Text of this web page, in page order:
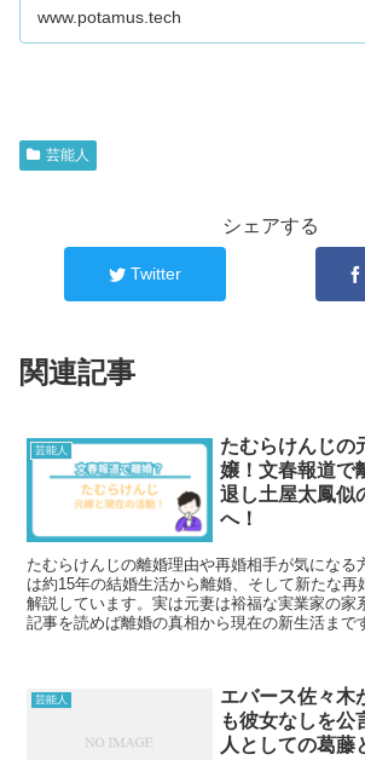
www.potamus.tech
芸能人
シェアする
Twitter
関連記事
芸能人
たむらけんじの
嬢！文春報道で
退し土屋太鳳似
へ！
たむらけんじの離婚理由や再婚相手が気になる
は約15年の結婚生活から離婚、そして新たな再
解説しています。実は元妻は裕福な実業家の家
記事を読めば離婚の真相から現在の新生活まで
芸能人
エバース佐々木
も彼女なしを公
人としての葛藤